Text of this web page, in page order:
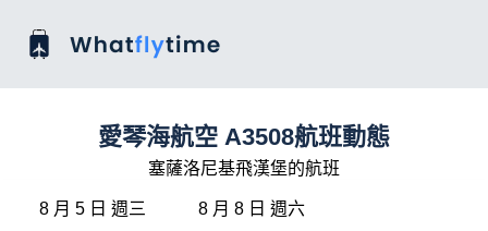
愛琴海航空 A3508航班動態
塞薩洛尼基飛漢堡的航班
8 月 5 日 週三 8 月 8 日 週六